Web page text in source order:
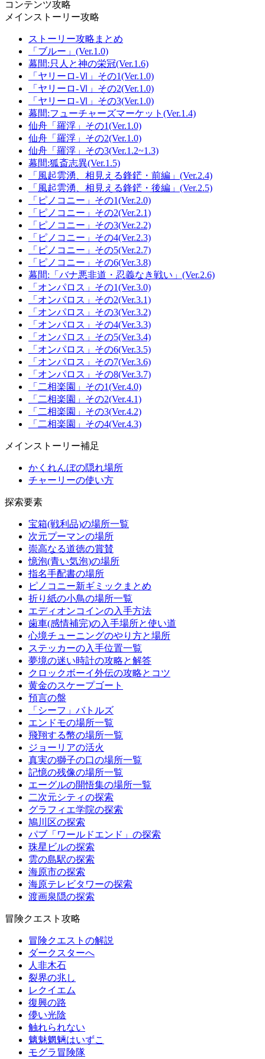
コンテンツ攻略
メインストーリー攻略
ストーリー攻略まとめ
「ブルー」(Ver.1.0)
幕間:只人と神の栄冠(Ver.1.6)
「ヤリーロ-Ⅵ」その1(Ver.1.0)
「ヤリーロ-Ⅵ」その2(Ver.1.0)
「ヤリーロ-Ⅵ」その3(Ver.1.0)
幕間:フューチャーズマーケット(Ver.1.4)
仙舟「羅浮」その1(Ver.1.0)
仙舟「羅浮」その2(Ver.1.0)
仙舟「羅浮」その3(Ver.1.2~1.3)
幕間:狐斎志異(Ver.1.5)
「風起雲湧、相見える鋒鋩・前編」(Ver.2.4)
「風起雲湧、相見える鋒鋩・後編」(Ver.2.5)
「ピノコニー」その1(Ver.2.0)
「ピノコニー」その2(Ver.2.1)
「ピノコニー」その3(Ver.2.2)
「ピノコニー」その4(Ver.2.3)
「ピノコニー」その5(Ver.2.7)
「ピノコニー」その6(Ver.3.8)
幕間:「バナ悪非道・忍義なき戦い」(Ver.2.6)
「オンパロス」その1(Ver.3.0)
「オンパロス」その2(Ver.3.1)
「オンパロス」その3(Ver.3.2)
「オンパロス」その4(Ver.3.3)
「オンパロス」その5(Ver.3.4)
「オンパロス」その6(Ver.3.5)
「オンパロス」その7(Ver.3.6)
「オンパロス」その8(Ver.3.7)
「二相楽園」その1(Ver.4.0)
「二相楽園」その2(Ver.4.1)
「二相楽園」その3(Ver.4.2)
「二相楽園」その4(Ver.4.3)
メインストーリー補足
かくれんぼの隠れ場所
チャーリーの使い方
探索要素
宝箱(戦利品)の場所一覧
次元プーマンの場所
崇高なる道徳の賞賛
憶泡(青い気泡)の場所
指名手配書の場所
ピノコニー新ギミックまとめ
折り紙の小鳥の場所一覧
エディオンコインの入手方法
歯車(感情補完)の入手場所と使い道
心境チューニングのやり方と場所
ステッカーの入手位置一覧
夢境の迷い時計の攻略と解答
クロックボーイ外伝の攻略とコツ
黄金のスケープゴート
預言の盤
「シーフ」バトルズ
エンドモの場所一覧
飛翔する幣の場所一覧
ジョーリアの活火
真実の獅子の口の場所一覧
記憶の残像の場所一覧
エーグルの開悟集の場所一覧
二次元シティの探索
グラフィエ学院の探索
鳩川区の探索
パブ「ワールドエンド」の探索
珠星ビルの探索
雲の島駅の探索
海原市の探索
海原テレビタワーの探索
渡画泉隠の探索
冒険クエスト攻略
冒険クエストの解説
ダークスターへ
人非木石
裂界の兆し
レクイエム
復興の路
儚い光陰
触れられない
魑魅魍魎はいずこ
モグラ冒険隊